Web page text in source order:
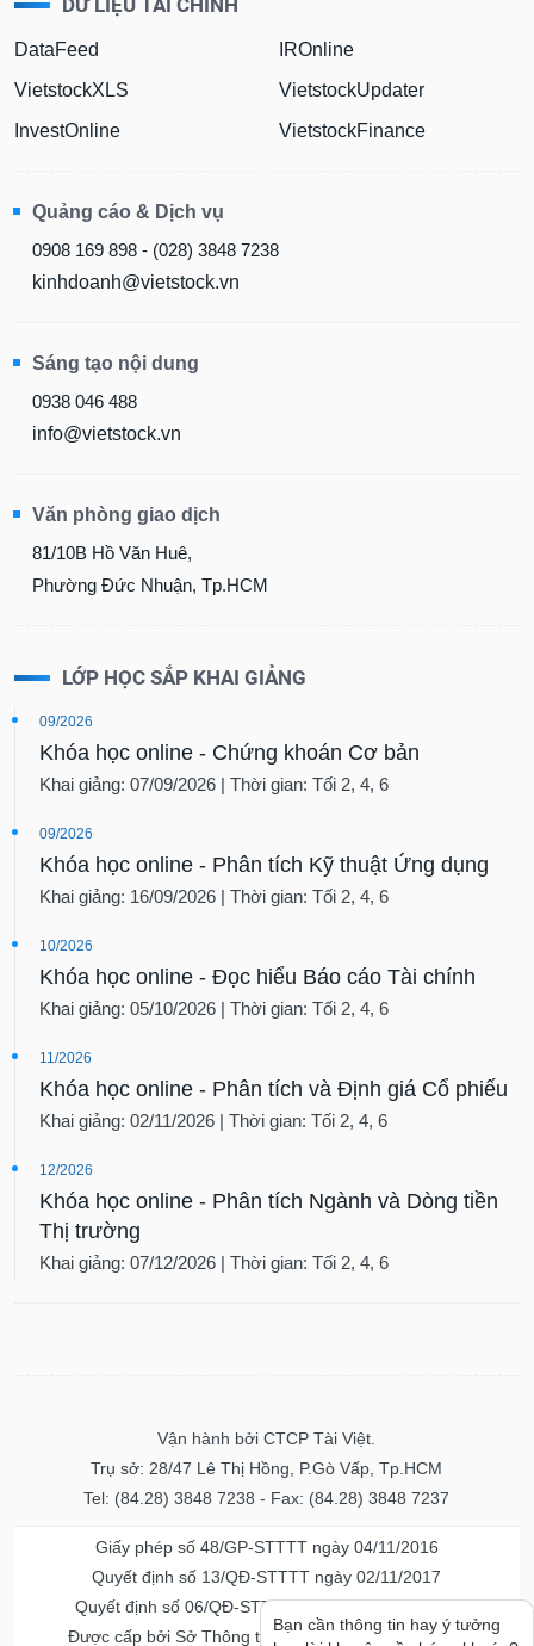
DataFeed
VietstockXLS
InvestOnline
IROnline
VietstockUpdater
VietstockFinance
Quảng cáo & Dịch vụ
0908 169 898 - (028) 3848 7238
kinhdoanh@vietstock.vn
Sáng tạo nội dung
0938 046 488
info@vietstock.vn
Văn phòng giao dịch
81/10B Hồ Văn Huê,
Phường Đức Nhuận, Tp.HCM
LỚP HỌC SẮP KHAI GIẢNG
09/2026
Khóa học online - Chứng khoán Cơ bản
Khai giảng: 07/09/2026 | Thời gian: Tối 2, 4, 6
09/2026
Khóa học online - Phân tích Kỹ thuật Ứng dụng
Khai giảng: 16/09/2026 | Thời gian: Tối 2, 4, 6
10/2026
Khóa học online - Đọc hiểu Báo cáo Tài chính
Khai giảng: 05/10/2026 | Thời gian: Tối 2, 4, 6
11/2026
Khóa học online - Phân tích và Định giá Cổ phiếu
Khai giảng: 02/11/2026 | Thời gian: Tối 2, 4, 6
12/2026
Khóa học online - Phân tích Ngành và Dòng tiền
Thị trường
Khai giảng: 07/12/2026 | Thời gian: Tối 2, 4, 6
Vận hành bởi CTCP Tài Việt.
Trụ sở: 28/47 Lê Thị Hồng, P.Gò Vấp, Tp.HCM
Tel: (84.28) 3848 7238 - Fax: (84.28) 3848 7237
Giấy phép số 48/GP-STTTT ngày 04/11/2016
Quyết định số 13/QĐ-STTTT ngày 02/11/2017
Quyết định số 06/QĐ-STTTT-ICP ngày 20/07/2023
Được cấp bởi Sở Thông tin và Truyền thông TPHCM
Bạn cần thông tin hay ý tưởng